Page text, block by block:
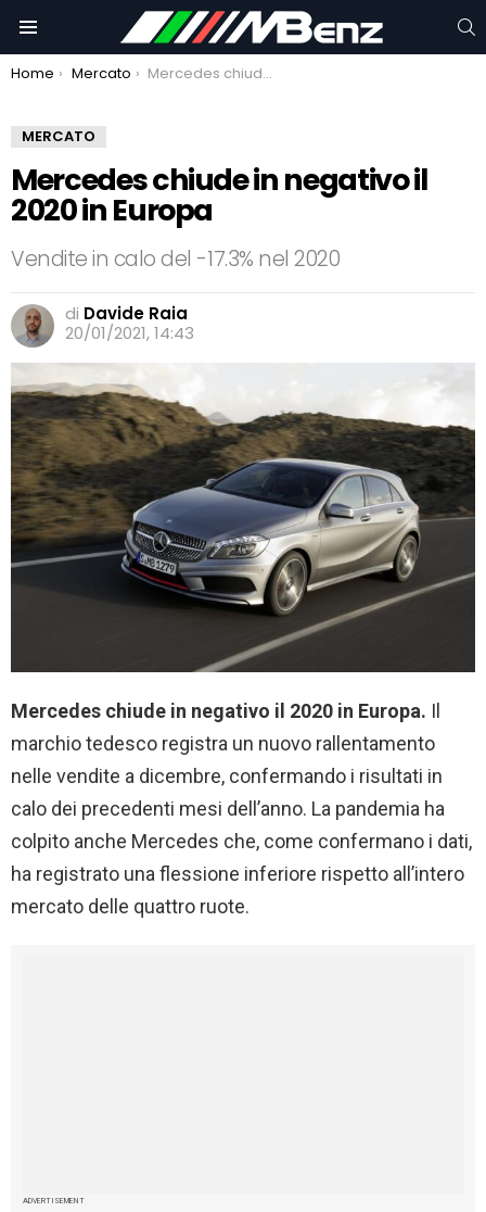
You are here:
Home Mercato Mercedes chiude in negativo il 2020 in Europa
MERCATO
Mercedes chiude in negativo il
2020 in Europa
Vendite in calo del -17.3% nel 2020
di Davide Raia
20/01/2021, 14:43
Mercedes chiude in negativo il 2020 in Europa. Il
marchio tedesco registra un nuovo rallentamento
nelle vendite a dicembre, confermando i risultati in
calo dei precedenti mesi dell’anno. La pandemia ha
colpito anche Mercedes che, come confermano i dati,
ha registrato una flessione inferiore rispetto all’intero
mercato delle quattro ruote.
ADVERTISEMENT